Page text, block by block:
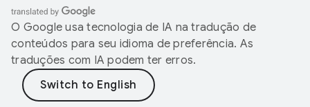
O Google usa tecnologia de IA na tradução de
conteúdos para seu idioma de preferência. As
traduções com IA podem ter erros.